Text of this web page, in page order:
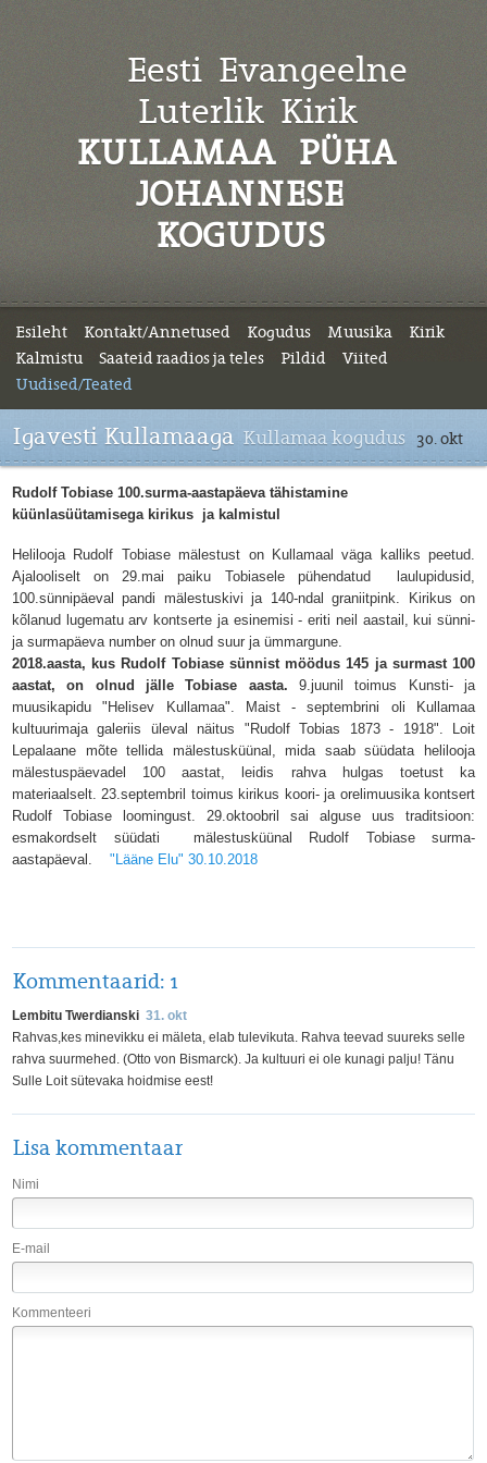
Eesti Evangeelne
Luterlik Kirik
KULLAMAA PÜHA
JOHANNESE
KOGUDUS
Esileht Kontakt/Annetused Kogudus Muusika
Kirik
Kalmistu
Saateid raadios ja teles Pildid
Viited
Uudised/Teated
Igavesti Kullamaaga Kullamaa kogudus 30. okt
Rudolf Tobiase 100.surma-aastapäeva tähistamine
küünlasüütamisega kirikus ja kalmistul
Helilooja Rudolf Tobiase mälestust on Kullamaal väga kalliks peetud.
Ajalooliselt on 29.mai paiku Tobiasele pühendatud laulupidusid,
100.sünnipäeval pandi mälestuskivi ja 140-ndal graniitpink. Kirikus on
kõlanud lugematu arv kontserte ja esinemisi - eriti neil aastail, kui sünni-
ja surmapäeva number on olnud suur ja ümmargune.
2018.aasta, kus Rudolf Tobiase sünnist möödus 145 ja surmast 100
aastat, on olnud jälle Tobiase aasta. 9.juunil toimus Kunsti- ja
muusikapidu "Helisev Kullamaa". Maist - septembrini oli Kullamaa
kultuurimaja galeriis üleval näitus "Rudolf Tobias 1873 - 1918". Loit
Lepalaane mõte tellida mälestusküünal, mida saab süüdata helilooja
mälestuspäevadel 100 aastat, leidis rahva hulgas toetust ka
materiaalselt. 23.septembril toimus kirikus koori- ja orelimuusika kontsert
Rudolf Tobiase loomingust. 29.oktoobril sai alguse uus traditsioon:
esmakordselt süüdati mälestusküünal Rudolf Tobiase surma-
aastapäeval.
"Lääne Elu" 30.10.2018
Kommentaarid: 1
Lembitu Twerdianski 31. okt
Rahvas,kes minevikku ei mäleta, elab tulevikuta. Rahva teevad suureks selle
rahva suurmehed. (Otto von Bismarck). Ja kultuuri ei ole kunagi palju! Tänu
Sulle Loit sütevaka hoidmise eest!
Lisa kommentaar
Nimi
E-mail
Kommenteeri